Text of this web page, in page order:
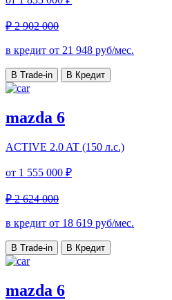
₽ 2 902 000
в кредит от 21 948 руб/мес.
В Trade-in В Кредит
mazda 6
ACTIVE 2.0 AT (150 л.с.)
от 1 555 000 ₽
₽ 2 624 000
в кредит от 18 619 руб/мес.
В Trade-in В Кредит
mazda 6